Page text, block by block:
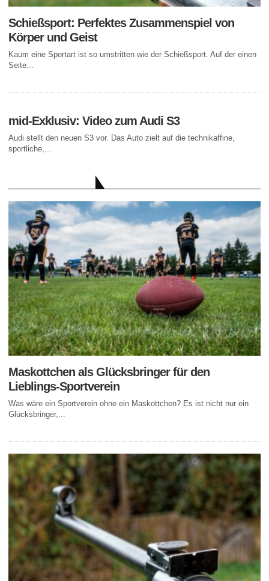
Schießsport: Perfektes Zusammenspiel von
Körper und Geist
Kaum eine Sportart ist so umstritten wie der Schießsport. Auf der einen
Seite...
mid-Exklusiv: Video zum Audi S3
Audi stellt den neuen S3 vor. Das Auto zielt auf die technikaffine,
sportliche,...
Maskottchen als Glücksbringer für den
Lieblings-Sportverein
Was wäre ein Sportverein ohne ein Maskottchen? Es ist nicht nur ein
Glücksbringer,...